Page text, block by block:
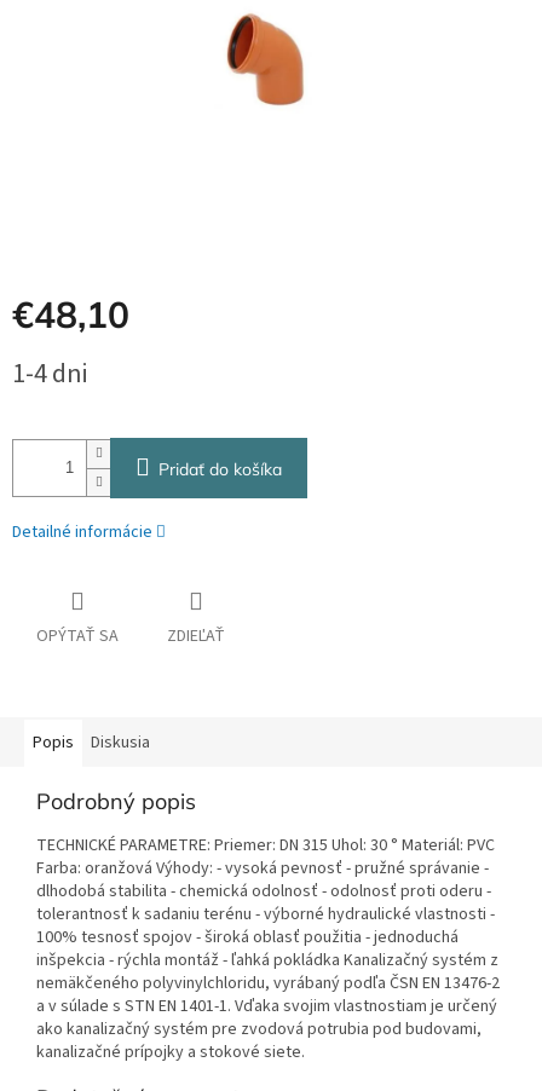
€48,10
cena:
1-4 dni
Pridať do košíka
Detailné informácie
OPÝTAŤ SA ZDIEĽAŤ
Popis Diskusia
Podrobný popis
TECHNICKÉ PARAMETRE: Priemer: DN 315 Uhol: 30 ° Materiál: PVC
Farba: oranžová Výhody: - vysoká pevnosť - pružné správanie -
dlhodobá stabilita - chemická odolnosť - odolnosť proti oderu -
tolerantnosť k sadaniu terénu - výborné hydraulické vlastnosti -
100% tesnosť spojov - široká oblasť použitia - jednoduchá
inšpekcia - rýchla montáž - ľahká pokládka Kanalizačný systém z
nemäkčeného polyvinylchloridu, vyrábaný podľa ČSN EN 13476-2
a v súlade s STN EN 1401-1. Vďaka svojim vlastnostiam je určený
ako kanalizačný systém pre zvodová potrubia pod budovami,
kanalizačné prípojky a stokové siete.